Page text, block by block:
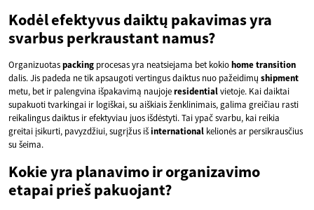
Kodėl efektyvus daiktų pakavimas yra
svarbus perkraustant namus?
Organizuotaspacking procesas yra neatsiejama bet kokiohome transition
dalis. Jis padeda ne tik apsaugoti vertingus daiktus nuo pažeidimų shipment
metu, bet ir palengvina išpakavimą naujojeresidentialvietoje. Kai daiktai
supakuoti tvarkingai ir logiškai, su aiškiais ženklinimais, galima greičiau rasti
reikalingus daiktus ir efektyviau juos išdėstyti. Tai ypač svarbu, kai reikia
greitai įsikurti, pavyzdžiui, sugrįžus išinternational kelionės ar persikrausčius
su šeima.
Kokie yra planavimo ir organizavimo
etapai prieš pakuojant?